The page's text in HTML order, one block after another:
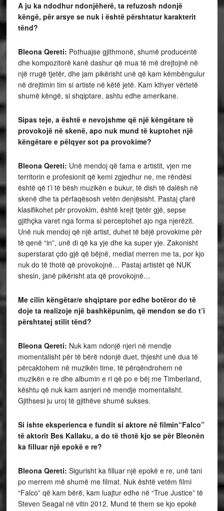
A ju ka ndodhur ndonjëherë, ta refuzosh ndonjë
këngë, për arsye se nuk i është përshtatur karakterit
tënd?
Bleona Qereti: Pothuajse gjithmonë, shumë producentë
dhe kompozitorë kanë dashur që mua të më drejtojnë në
një rrugë tjetër, dhe jam pikërisht unë që kam këmbëngulur
në drejtimin tim si artiste në këtë jetë. Kam kthyer vërtetë
shumë këngë, si shqiptare, ashtu edhe amerikane.
Sipas teje, a është e nevojshme që një këngëtare të
provokojë në skenë, apo nuk mund të kuptohet një
këngëtare e pëlqyer sot pa provokime?
Bleona Qereti: Unë mendoj që fama e artistit, vjen me
territorin e profesionit që kemi zgjedhur ne, me rëndësi
është që t’i të bësh muzikën e bukur, të dish të dalësh në
skenë dhe ta përfaqësosh vetën denjësisht. Pastaj çfarë
klasifikohet për provokim, është krejt tjetër gjë, sepse
gjithçka varet nga forma si perceptohet ajo nga njerëzit.
Unë nuk mendoj që një artist, duhet të bëjë provokime për
të qenë “in”, unë di që ka yje dhe ka super yje. Zakonisht
superstarat çdo gjë që bëjnë, mediat merren me ta, por kjo
nuk do të thotë që provokojnë… Pastaj artistët që NUK
shesin, janë pikërisht ata që provokojnë…
Me cilin këngëtar/e shqiptare por edhe botëror do të
doje ta realizoje një bashkëpunim, që mendon se do t’i
përshtatej stilit tënd?
Bleona Qereti: Nuk kam ndonjë njeri në mendje
momentalisht për të bërë ndonjë duet, thjesht unë dua të
përcaktohem në muzikën time, të përqëndrohem në
muzikën e re dhe albumin e ri që po e bëj me Timberland,
kështu që nuk kam asnjeri në mendje momentalisht.
Gjithsesi ju uroj të gjithëve shumë sukses.
Si ishte eksperienca e fundit si aktore në filmin“Falco”
të aktorit Bes Kallaku, a do të thotë kjo se për Bleonën
ka filluar një epokë e re?
Bleona Qereti: Sigurisht ka filluar një epokë e re, unë tani
po merrem më shumë me filmat. Nuk është vetëm filmi
“Falco” që kam bërë, kam luajtur edhe në “True Justice” të
Steven Seagal në vitin 2012. Mund të them se kjo epokë